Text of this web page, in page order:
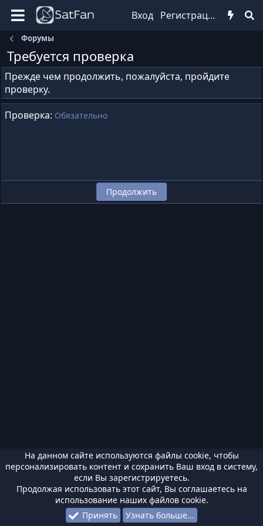
Вход Регистрация
Форумы
Требуется проверка
Прежде чем продолжить, пожалуйста, пройдите
проверку.
Проверка Обязательно
Продолжить
На данном сайте используются файлы cookie, чтобы
персонализировать контент и сохранить Ваш вход в систему,
если Вы зарегистрируетесь.
Продолжая использовать этот сайт, Вы соглашаетесь на
использование наших файлов cookie.
Принять
Узнать больше...